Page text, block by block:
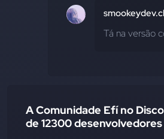
Tá na versão
A Comunidade Efí no
de 12300